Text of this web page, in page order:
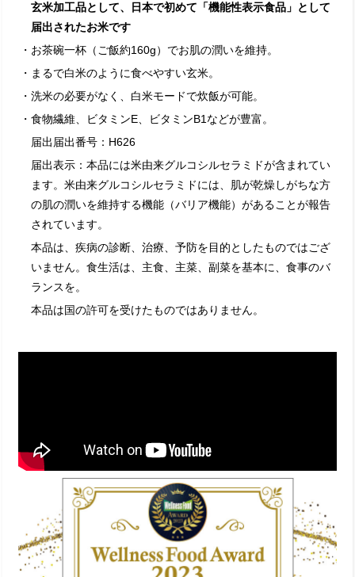
玄米加工品として、日本で初めて「機能性表示食品」として
届出されたお米です
・お茶碗一杯（ご飯約160g）でお肌の潤いを維持。
・まるで白米のように食べやすい玄米。
・洗米の必要がなく、白米モードで炊飯が可能。
・食物繊維、ビタミンE、ビタミンB1などが豊富。
届出届出番号：H626
届出表示：本品には米由来グルコシルセラミドが含まれてい
ます。米由来グルコシルセラミドには、肌が乾燥しがちな方
の肌の潤いを維持する機能（バリア機能）があることが報告
されています。
本品は、疾病の診断、治療、予防を目的としたものではござ
いません。食生活は、主食、主菜、副菜を基本に、食事のバ
ランスを。
本品は国の許可を受けたものではありません。